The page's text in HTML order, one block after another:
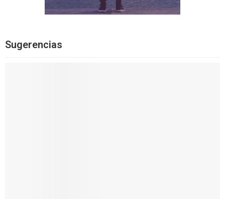
Sugerencias